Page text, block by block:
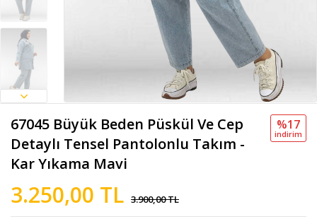
67045 Büyük Beden Püskül Ve Cep
Detaylı Tensel Pantolonlu Takım -
Kar Yıkama Mavi
3.250,00 TL 3.900,00 TL
%17
i̇ndi̇ri̇m